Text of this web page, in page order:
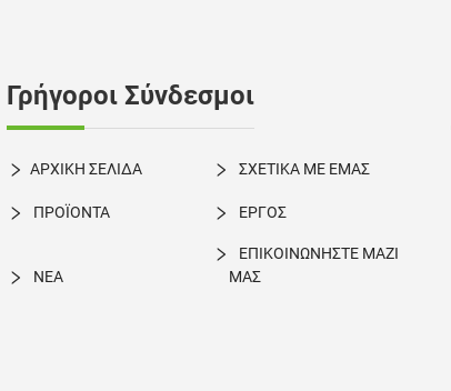
Γρήγοροι Σύνδεσμοι
ΑΡΧΙΚΗ ΣΕΛΙΔΑ ΣΧΕΤΙΚΑ ΜΕ ΕΜΑΣ
ΠΡΟΪΟΝΤΑ ΕΡΓΟΣ
ΝΕΑ
ΕΠΙΚΟΙΝΩΝΗΣΤΕ ΜΑΖΙ
ΜΑΣ